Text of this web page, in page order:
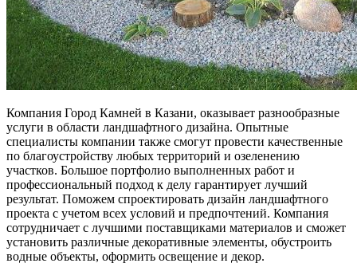
Компания Город Камней в Казани, оказывает разнообразные
услуги в области ландшафтного дизайна. Опытные
специалисты компании также смогут провести качественные
по благоустройству любых территорий и озеленению
участков. Большое портфолио выполненных работ и
профессиональный подход к делу гарантирует лучший
результат. Поможем спроектировать дизайн ландшафтного
проекта с учетом всех условий и предпочтений. Компания
сотрудничает с лучшими поставщиками материалов и сможет
установить различные декоративные элементы, обустроить
водные объекты, оформить освещение и декор.